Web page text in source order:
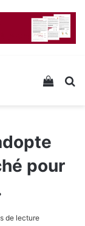
Voir
pour
de lecture